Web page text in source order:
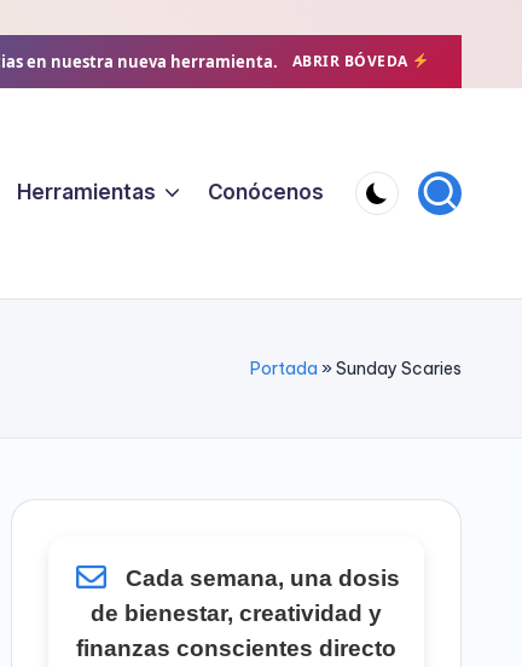
en nuestra nueva herramienta. ABRIR BÓVEDA
Herramientas Conócenos
Portada »Sunday Scaries
Cada semana, una dosis
de bienestar, creatividad y
finanzas conscientes directo